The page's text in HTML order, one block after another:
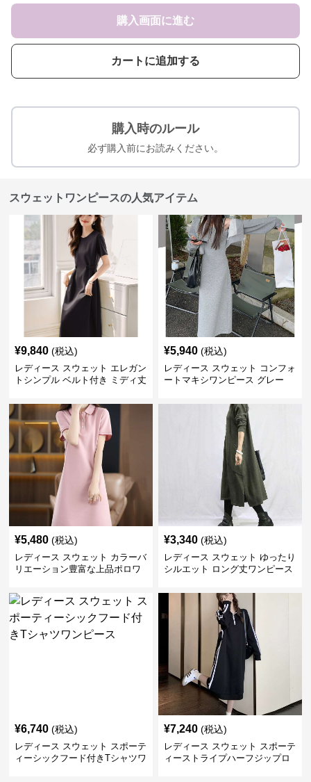
購入画面に進む
カートに追加する
購入時のルール
必ず購入前にお読みください。
スウェットワンピースの人気アイテム
¥9,840 (税込)
レディース スウェット エレガン
トシンプル ベルト付き ミディ丈
¥5,940 (税込)
レディース スウェット コンフォ
ートマキシワンピース グレー
¥5,480 (税込)
レディース スウェット カラーバ
リエーション豊富な上品ポロワ
¥3,340 (税込)
レディース スウェット ゆったり
シルエット ロング丈ワンピース
¥6,740 (税込)
レディース スウェット スポーテ
ィーシックフード付きTシャツワ
¥7,240 (税込)
レディース スウェット スポーテ
ィーストライプハーフジップロ